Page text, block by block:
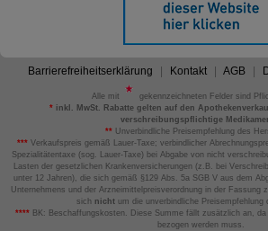
Barrierefreiheitserklärung Kontakt AGB
Alle mit
gekennzeichneten Felder sind
*inkl. MwSt. Rabatte gelten auf den
verschreibungspflichtige
** Unverbindliche Preisempfehlung des
*** Verkaufspreis gemäß Lauer-Taxe; verbindlicher
Spezialitätentaxe (sog. Lauer-Taxe) bei Abgabe von nicht
Lasten der gesetzlichen Krankenversicherungen (z.B. bei
unter 12 Jahren), die sich gemäß §129 Abs. 5a SGB V aus dem
Unternehmens und der Arzneimittelpreisverordnung in der Fassung
sich nicht um die unverbindliche Preisempfehlung
****BK: Beschaffungskosten. Diese Summe fällt zusätzlich an,
bezogen werden muss.